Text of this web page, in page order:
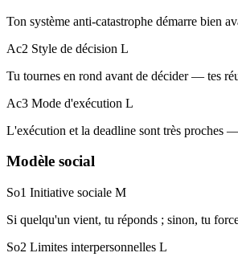
Ton système anti-catastrophe démarre bien
Ac2 Style de décision L
Tu tournes en rond avant de décider — tes
Ac3 Mode d'exécution L
L'exécution et la deadline sont très proches
Modèle social
So1 Initiative sociale M
Si quelqu'un vient, tu réponds ; sinon, tu
So2 Limites interpersonnelles L